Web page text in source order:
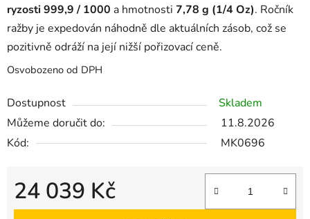
ryzosti 999,9 / 1000 a hmotnosti 7,78 g (1/4 Oz). Ročník
ražby je expedován náhodně dle aktuálních zásob, což se
pozitivně odráží na její nižší pořizovací ceně.
Osvobozeno od DPH
Dostupnost
Skladem
Můžeme doručit do:
11.8.2026
Kód:
MK0696
24 039 Kč